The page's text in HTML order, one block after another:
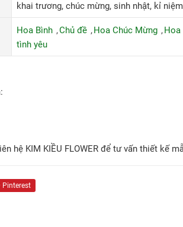
khai trương, chúc mừng, sinh nhật, kỉ
Hoa Bình Chủ đề Hoa Chúc Mừng Hoa
tình yêu
hệ KIM KIỀU FLOWER để tư vấn thiết kế
Pinterest